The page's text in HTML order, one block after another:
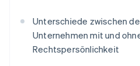
Unterschiede zwischen
Unternehmen mit und
Rechtspersönlichkeit